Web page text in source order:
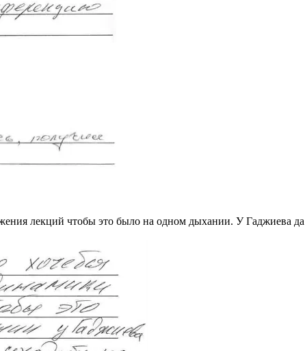
лекций чтобы это было на одном дыхании. У Гаджиева да